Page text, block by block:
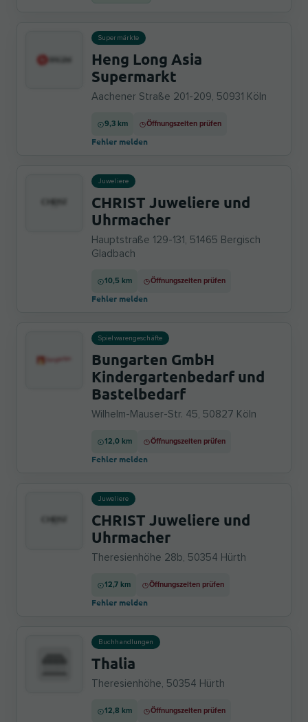
Supermärkte
Heng Long Asia
Supermarkt
Aachener Straße 201-209, 50931 Köln
9,3 km Öffnungszeiten prüfen
Fehler melden
Juweliere
CHRIST Juweliere und
Uhrmacher
Hauptstraße 129-131, 51465 Bergisch
Gladbach
10,5 km Öffnungszeiten prüfen
Fehler melden
Spielwarengeschäfte
Bungarten GmbH
Kindergartenbedarf und
Bastelbedarf
Wilhelm-Mauser-Str. 45, 50827 Köln
12,0 km Öffnungszeiten prüfen
Fehler melden
Juweliere
CHRIST Juweliere und
Uhrmacher
Theresienhöhe 28b, 50354 Hürth
12,7 km Öffnungszeiten prüfen
Fehler melden
Buchhandlungen
Thalia
Theresienhöhe, 50354 Hürth
12,8 km Öffnungszeiten prüfen